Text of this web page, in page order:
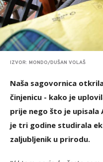
IZVOR: MONDO/DUŠAN VOLAŠ
Naša sagovornica
činjenicu - kako je
prije nego što je upisala
je tri godine studirala
zaljubljenik u prirodu.